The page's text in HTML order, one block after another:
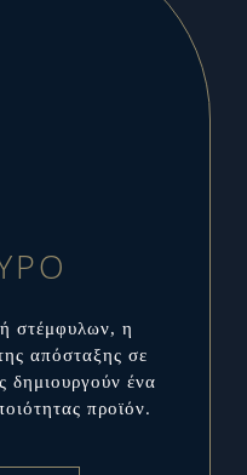
στέμφυλων, η
απόσταξης σε
δημιουργούν ένα
προϊόν.